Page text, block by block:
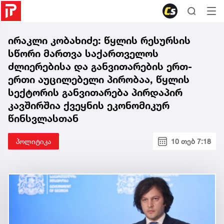
ირაკლი კობახიძე: წყლის რესურსის
სწორი მართვა საქართველოს
ძლიერებისა და განვითარების ერთ-
ერთი აუცილებელი პირობაა, წყლის
სექტორის განვითარება პირდაპირ
კავშირშია ქვეყნის ეკონომიკურ
წინსვლასთან
პოლიტიკა 10 თებ 7:18